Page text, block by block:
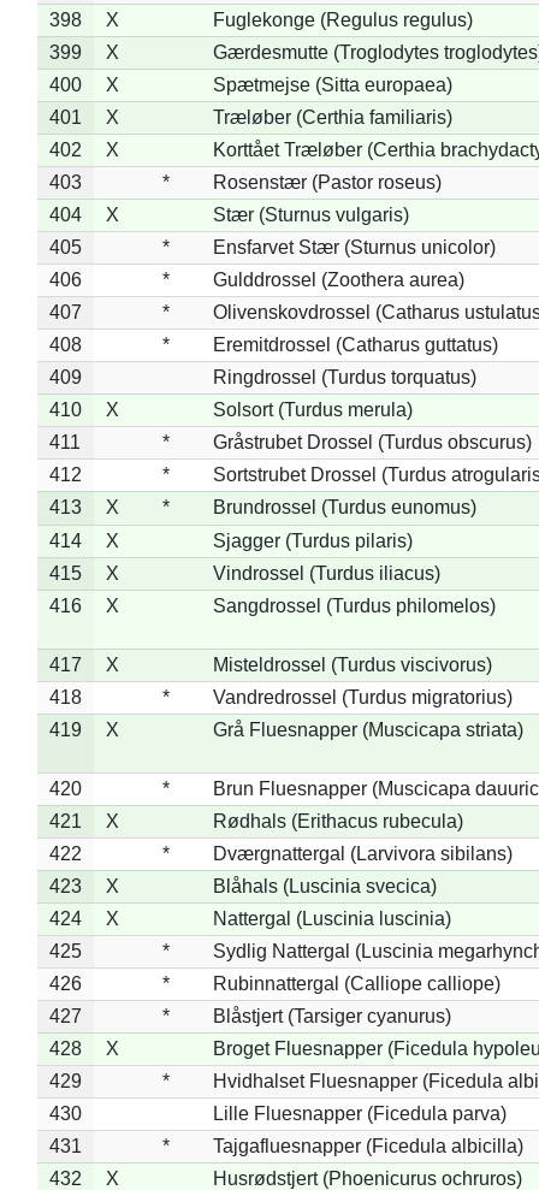
398
X
Fuglekonge (Regulus regulus)
399
X
Gærdesmutte (Troglodytes
400
X
Spætmejse (Sitta europaea)
401
X
Træløber (Certhia familiaris)
402
X
Korttået Træløber (Certhia
403
*
Rosenstær (Pastor roseus)
404
X
Stær (Sturnus vulgaris)
405
*
Ensfarvet Stær (Sturnus unicolor)
406
*
Gulddrossel (Zoothera aurea)
407
*
Olivenskovdrossel (Catharus
408
*
Eremitdrossel (Catharus guttatus)
409
Ringdrossel (Turdus torquatus)
410
X
Solsort (Turdus merula)
411
*
Gråstrubet Drossel (Turdus obscurus)
412
*
Sortstrubet Drossel (Turdus
413
X *
Brundrossel (Turdus eunomus)
414
X
Sjagger (Turdus pilaris)
415
X
Vindrossel (Turdus iliacus)
416
X Sangdrossel (Turdus philomelos)
417 X
Misteldrossel (Turdus viscivorus)
418
*
Vandredrossel (Turdus migratorius)
419
X Grå Fluesnapper (Muscicapa striata)
420 *
Brun Fluesnapper (Muscicapa
421
X
Rødhals (Erithacus rubecula)
422
*
Dværgnattergal (Larvivora sibilans)
423
X
Blåhals (Luscinia svecica)
424
X
Nattergal (Luscinia luscinia)
425
*
Sydlig Nattergal (Luscinia
426
*
Rubinnattergal (Calliope calliope)
427
*
Blåstjert (Tarsiger cyanurus)
428
X
Broget Fluesnapper (Ficedula
429
*
Hvidhalset Fluesnapper (Ficedula
430
Lille Fluesnapper (Ficedula parva)
431
*
Tajgafluesnapper (Ficedula albicilla)
432
X Husrødstjert (Phoenicurus ochruros)